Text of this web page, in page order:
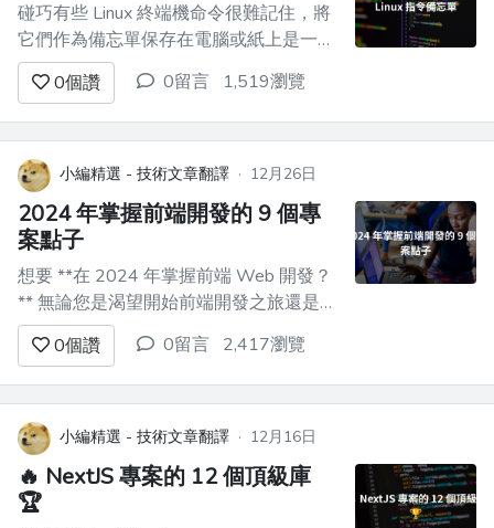
碰巧有些 Linux 終端機命令很難記住，將
它們作為備忘單保存在電腦或紙上是一個
很好的做法。此列表並不詳盡，但包含最
常用的命令。請隨意在下面的評論中加入
您最常用的命令並分享此列表✌️。 ## 用
戶 - **Id** – 有關使用者的詳細資訊
（uid、gid 和群組）。 - **la...
0個讚 0留言 1,519瀏覽
小編精選 - 技術文章翻譯 · 12月26日
2024 年掌握前端開發的 9 個專
案點子
想要 **在 2024 年掌握前端 Web 開發？
** 無論您是渴望開始前端開發之旅還是希
望提升您的技能，我們都能滿足您的需
求。 這裡有 9 個令人興奮的專案，它們
將使您能夠在 2024 年掌握前端開發。為
了加速您的學習過程，每個專案都配有專
用資源。 讓我們深入研究並將您的編碼
願望...
0個讚 0留言 2,417瀏覽
小編精選 - 技術文章翻譯 · 12月16日
🔥 NextJS 專案的 12 個頂級庫
🏆